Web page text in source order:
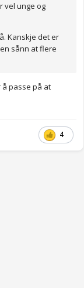
vel unge og
Kanskje det er
sånn at flere
passe på at
4